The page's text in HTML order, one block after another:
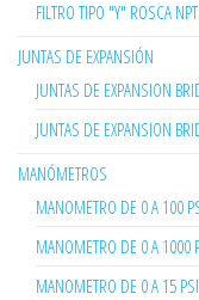
FILTRO TIPO "Y" ROSCA
JUNTAS DE EXPANSIÓN
JUNTAS DE EXPANSION
JUNTAS DE EXPANSION
MANÓMETROS
MANOMETRO DE 0 A 100
MANOMETRO DE 0 A 1000
MANOMETRO DE 0 A 15 PSI